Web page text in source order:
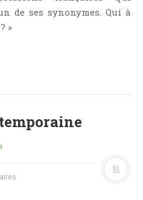
de ses synonymes. Qui à
»